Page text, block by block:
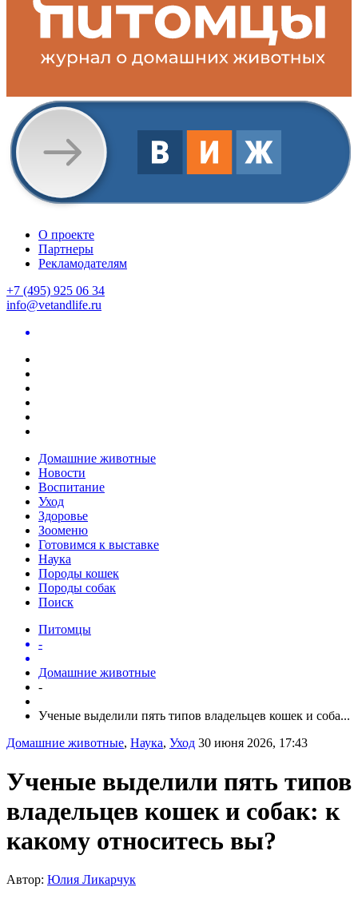
О проекте
Партнеры
Рекламодателям
+7 (495) 925 06 34
info@vetandlife.ru
Домашние животные
Новости
Воспитание
Уход
Здоровье
Зооменю
Готовимся к выставке
Наука
Породы кошек
Породы собак
Поиск
Питомцы
-
Домашние животные
-
Ученые выделили пять типов владельцев кошек и соба...
Домашние животные, Наука, Уход 30 июня 2026, 17:43
Ученые выделили пять типов
владельцев кошек и собак: к
какому относитесь вы?
Автор: Юлия Ликарчук